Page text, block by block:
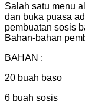
Salah satu menu
dan buka puasa
pembuatan sosis
Bahan-bahan
BAHAN :
20 buah baso
6 buah sosis